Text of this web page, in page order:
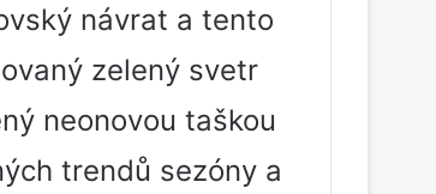
návrat a tento
zelený svetr
neonovou taškou
trendů sezóny a